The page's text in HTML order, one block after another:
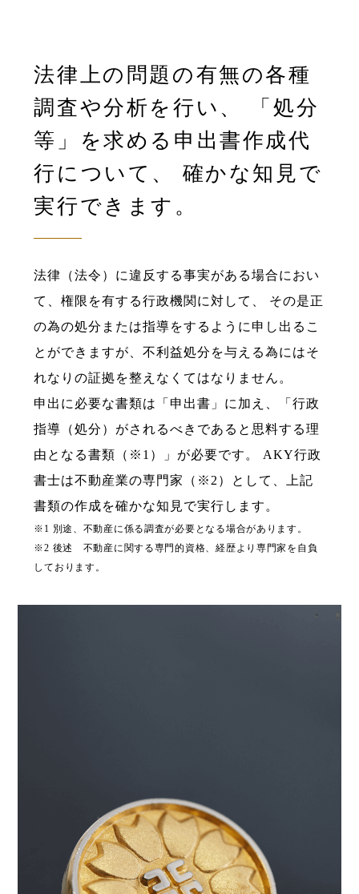
法律上の問題の有無の各種
調査や分析を行い、
「処分
等」を求める申出書作成代
行について、
確かな知見で
実行できます。
法律（法令）に違反する事実がある場合におい
て、権限を有する行政機関に対して、
その是正
の為の処分または指導をするように申し出るこ
とができますが、不利益処分を与える為にはそ
れなりの証拠を整えなくてはなりません。
申出に必要な書類は「申出書」に加え、「行政
指導（処分）がされるべきであると思料する理
由と なる書類（※1）」が必要です。
AKY行政
書士は不動産業の専門家（※2）として、上記
書類の作成を確かな知見で実行します。
※1 別途、不動産に係る調査が必要となる場合があります。
※2 後述 不動産に関する専門的資格、経歴より専門家を自負
しております。